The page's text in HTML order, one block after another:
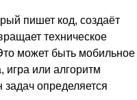
пишет код, создаёт
техническое
может быть мобильное
игра или алгоритм
определяется